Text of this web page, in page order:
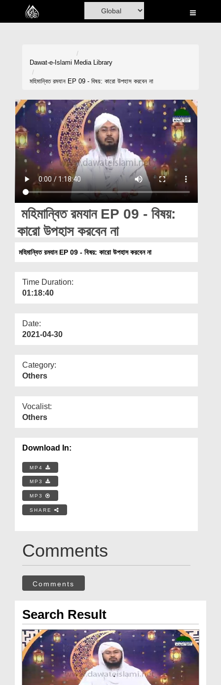
Home
Volunteer Portal
Rohani Ilaj
Donation
Magazine
Departments
Dawat-e-Islami Media Library
মহিমান্বিত রমযান EP 09 - বিষয়: কারো উপহাস করবেন না
মহিমান্বিত রমযান EP 09 - বিষয়:
কারো উপহাস করবেন না
মহিমান্বিত রমযান EP 09 - বিষয়: কারো উপহাস করবেন না
Time Duration:
01:18:40
Date:
2021-04-30
Category:
Others
Vocalist:
Others
Download In:
MP4
MP3
MP3
SHARE
Comments
Comments
Search Result